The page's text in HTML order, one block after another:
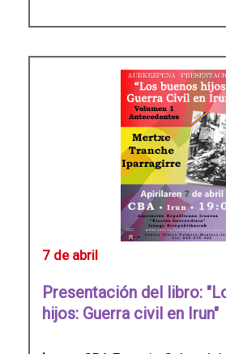
7 de abril
Presentación del libro:
hijos: Guerra civil en Irun"